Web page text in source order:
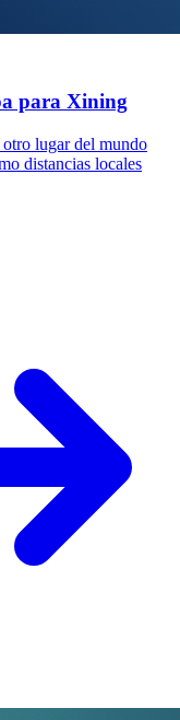
para Xining
lugar del mundo
distancias locales